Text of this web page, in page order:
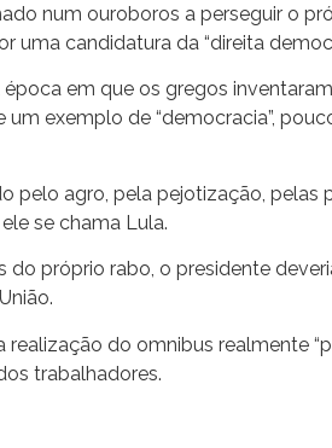
num ouroboros a perseguir o
uma candidatura da “direita
em que os gregos
exemplo de “democracia”,
agro, pela pejotização, pelas
se chama Lula.
do próprio rabo, o presidente
do omnibus realmente
trabalhadores.